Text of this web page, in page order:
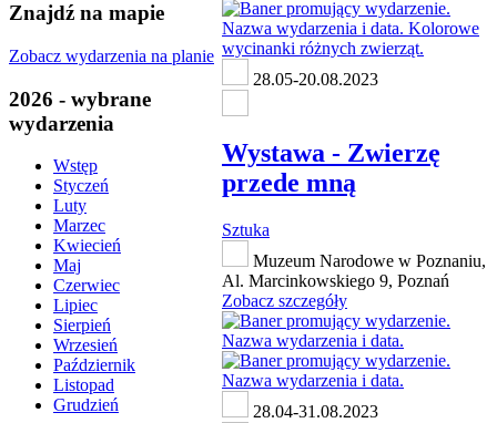
Znajdź na mapie
Zobacz wydarzenia na planie
2026 - wybrane
wydarzenia
Wstęp
Styczeń
Luty
Marzec
Kwiecień
Maj
Czerwiec
Lipiec
Sierpień
Wrzesień
Październik
Listopad
Grudzień
28.05-20.08.2023
Wystawa - Zwierzę
przede mną
Sztuka
Muzeum Narodowe w Poznaniu,
Al. Marcinkowskiego 9, Poznań
Zobacz szczegóły
28.04-31.08.2023